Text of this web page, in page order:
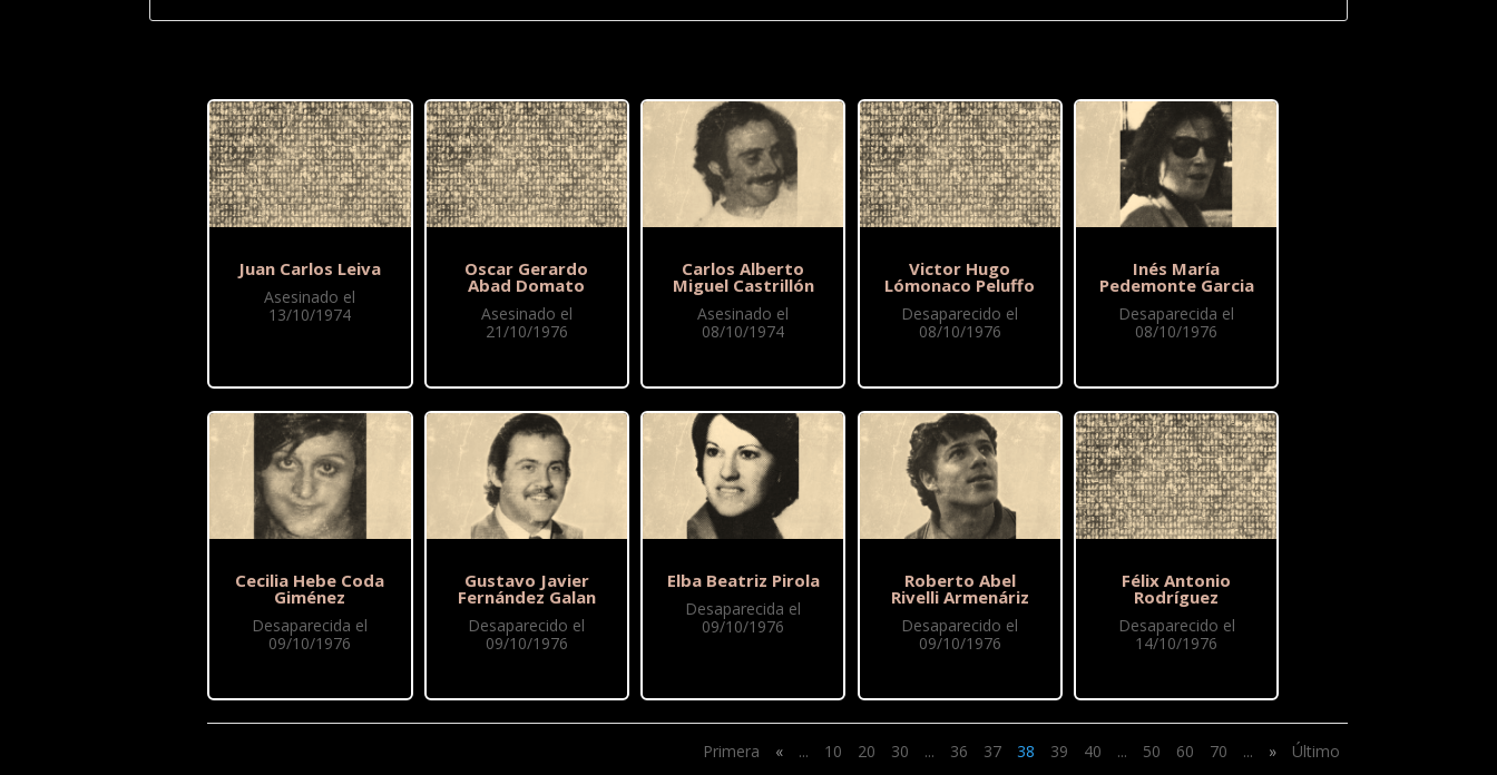
Juan Carlos Leiva
Asesinado el
13/10/1974
Cecilia Hebe Coda
Giménez
Desaparecida el
09/10/1976
Oscar Gerardo
Abad Domato
Asesinado el
21/10/1976
Gustavo Javier
Fernández Galan
Desaparecido el
09/10/1976
Carlos Alberto
Miguel Castrillón
Asesinado el
08/10/1974
Elba Beatriz Pirola
Desaparecida el
09/10/1976
Victor Hugo
Lómonaco Peluffo
Desaparecido el
08/10/1976
Roberto Abel
Rivelli Armenáriz
Desaparecido el
09/10/1976
Inés María
Pedemonte Garcia
Desaparecida el
08/10/1976
Félix Antonio
Rodríguez
Desaparecido el
14/10/1976
Primera « ... 10 20 30 ... 36 37 38 39 40 ... 50 60 70 ... » Último